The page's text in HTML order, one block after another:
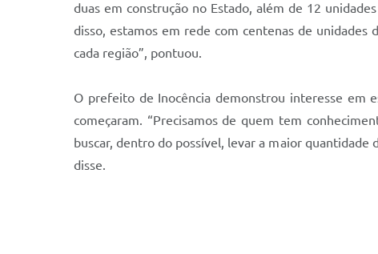
duas em construção no Estado, além de 12
disso, estamos em rede com centenas de unidades
cada região”, pontuou.
O prefeito de Inocência demonstrou interesse em
começaram. “Precisamos de quem tem
buscar, dentro do possível, levar a maior quantidade
disse.